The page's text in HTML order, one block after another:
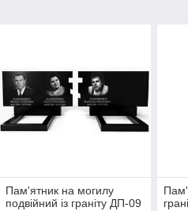
Пам'ятник на могилу
подвійний із граніту ДП-09